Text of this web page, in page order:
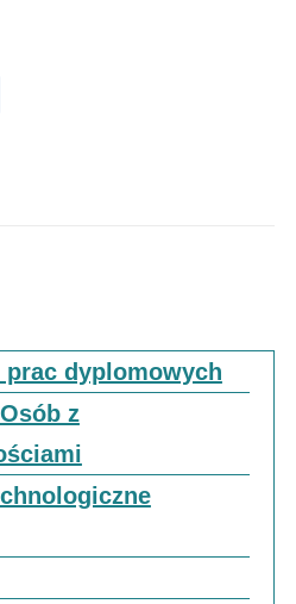
prac dyplomowych
z